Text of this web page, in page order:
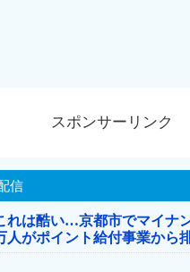
スポンサーリンク
信
れは酷い…京都市でマイナ
人がポイント給付事業から